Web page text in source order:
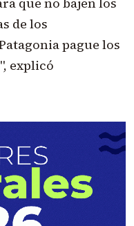
de los
pague los
explicó